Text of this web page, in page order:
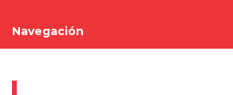
Navegación